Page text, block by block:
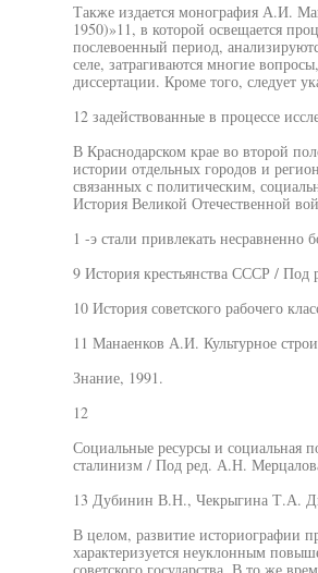
Также издается монография А.И.
1950)»11, в которой освещается
послевоенный период,
селе, затрагиваются многие
диссертации. Кроме того, следует
12 задействованные в процессе
В Краснодарском крае во второй
истории отдельных городов и
связанных с политическим,
История Великой Отечественной
1 -э стали привлекать несравненно
9 История крестьянства СССР /
10 История советского рабочего
11 Манаенков А.И. Культурное
Знание, 1991.
12
Социальные ресурсы и
сталинизм / Под ред. А.Н.
13 Дубинин В.Н., Чекрыгина Т.А.
В целом, развитие историографии
характеризуется неуклонным